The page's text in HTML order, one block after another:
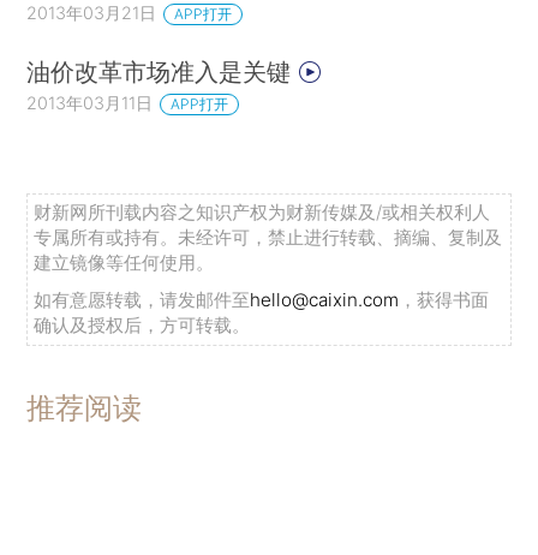
2013年03月21日 APP打开
油价改革市场准入是关键
2013年03月11日 APP打开
财新网所刊载内容之知识产权为财新传媒及/或相关权利人
专属所有或持有。未经许可，禁止进行转载、摘编、复制及
建立镜像等任何使用。
如有意愿转载，请发邮件至hello@caixin.com ，获得书面
确认及授权后，方可转载。
推荐阅读